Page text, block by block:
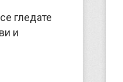
гледате
и